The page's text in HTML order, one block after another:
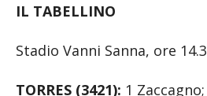
IL TABELLINO
Stadio Vanni Sanna, ore
TORRES (3421): 1